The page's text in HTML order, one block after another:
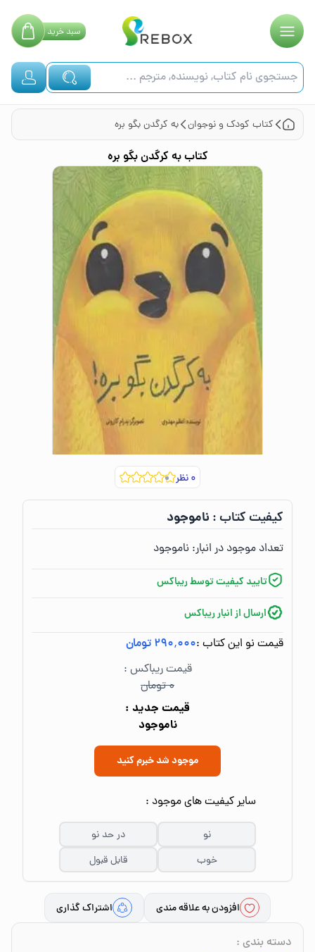
سبدخرید
کتاب کودک و نوجوان به کرگدن بگو بره
کتاببه کرگدن بگو بره
۰نظر
کیفیت کتاب :‌ ناموجود
تعداد موجود در انبار:‌ ناموجود
تایید کیفیت توسط ریباکس
ارسال از انبار ریباکس
قیمت نو این کتاب :۲۹۰٬۰۰۰ تومان
قیمت ریباکس :
۰ تومان
قیمت جدید :
ناموجود
موجود شد خبرم کنید
سایر کیفیت های موجود :
نو
در حد نو
خوب
قابل قبول
افزودن به علاقه مندی اشتراک گذاری
دسته بندی :